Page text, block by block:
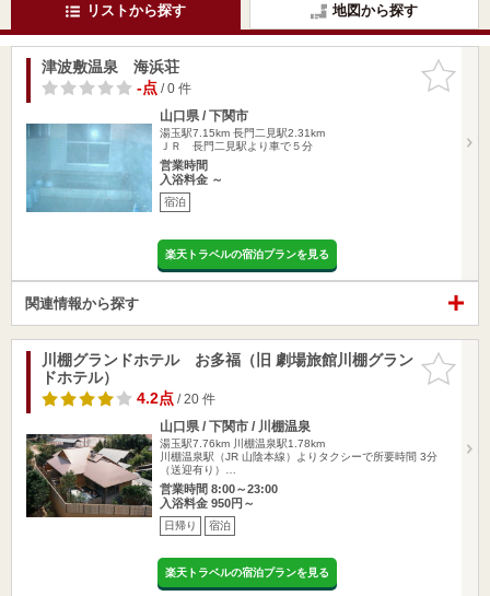
リストから探す 地図から探す
お気に入
りに追加
津波敷温泉 海浜荘
-点/ 0 件
山口県 / 下関市
湯玉駅7.15km 長門二見駅2.31km
ＪＲ 長門二見駅より車で５分
営業時間
入浴料金 ～
宿泊
楽天トラベルの宿泊プランを見る
関連情報から探す
お気に入
りに追加
川棚グランドホテル お多福（旧 劇場旅館川棚グラン
ドホテル）
4.2点/ 20 件
山口県 / 下関市 / 川棚温泉
湯玉駅7.76km
川棚温泉駅1.78km
川棚温泉駅（JR 山陰本線）よりタクシーで所要時間 3分
（送迎有り）…
営業時間 8:00～23:00
入浴料金 950円～
日帰り 宿泊
楽天トラベルの宿泊プランを見る